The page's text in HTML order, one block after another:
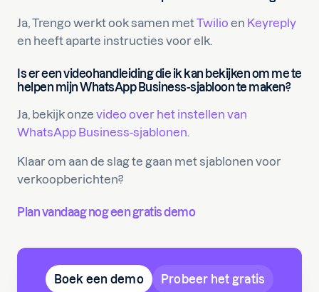
Ja, Trengo werkt ook samen metTwilio en Keyreply
en heeft aparte instructies voor elk.
Is er een videohandleiding die ik kan bekijken om me te
helpen mijn WhatsApp Business-sjabloon te maken?
Ja, bekijk onze video over het instellen van
WhatsApp Business-sjablonen.
Klaar om aan de slag te gaan met sjablonen voor
verkoopberichten?
Plan vandaag nog een gratis demo
Boek een demo Probeer het gratis